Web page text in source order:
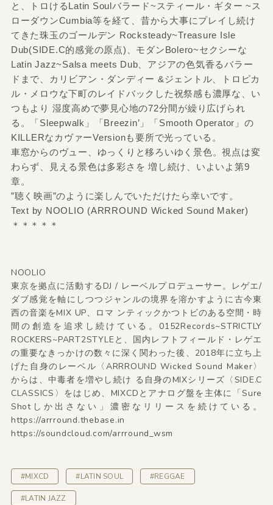
と、トロけるLatin Soulバラード~スティール・ギター ~ス
ローダウンCumbia等を経て、昔から大事にプレイし続け
てきた珠玉のゴールデン Rocksteady~Treasure Isle
Dub(SIDE.C的感覚の原点)、モダンBolero~セクシーな
Latin Jazz~Salsa meets Dub、アジアの色気香るバラー
ドまで、カリビアン・ダンディー &ジェントル、トロピカ
ル・メロウな下町のレイドバックした祝祭感も濃厚な、い
つもより 湿度高めで夢見心地の72分間が繰り広げられ
る。「Sleepwalk」「Breezin’」「Smooth Operator」の
KILLERなカヴァーVersionも要所で光っている。
車窓からのヴュー、ゆっくりと移ろいゆく景色。視点は変
わらず、見える景色は多彩さを 増し続け、いよいよ第9
章。
”聴く映画”のように楽しんでいただけたら幸いです。
Text by NOOLIO (ARRROUND Wicked Sound Maker)
＊＊＊＊＊
NOOLIO
東京を拠点に活動するDJ / レーベルプロデューサー。レゲエ/
ダブ感覚を軸にしつつジャンルの境界を溶かすように古今東
西の音楽をMIX UP、ロマ ンティックかつトビのある空間・時
間の創造を追求し続けている。0152Records~STRICTLY
ROCKERS~PART2STYLEと、国内レフトフィールド・レゲエ
の重要なきっかけの数々に深く関わった後、2018年に立ち上
げた自身のレーベル〈ARRROUND Wicked Sound Maker〉
からは、中毒者を増やし続け る自身のMIXシリーズ〈SIDE.C
CLASSICS〉をはじめ、MIXCDとアナログ盤を主体に「Sure
Shotしか出さない」濃密なリリースを続けている。
https://arrround.thebase.in
https://soundcloud.com/arrround_wsm
#MIXCD #LATIN SOUL #REGGAE
#LATIN JAZZ